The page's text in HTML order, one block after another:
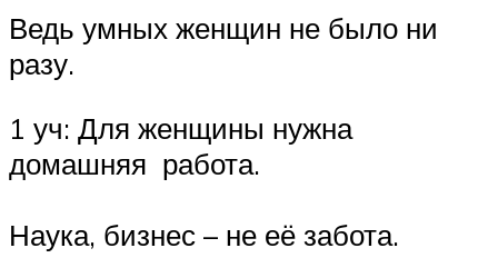
Ведь умных женщин не было ни
разу.
1 уч: Для женщины нужна
домашняя работа.
Наука, бизнес – не её забота.